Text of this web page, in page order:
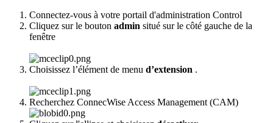
Connectez-vous à votre portail d'administration Control
Cliquez sur le bouton admin situé sur le côté gauche de la
fenêtre
Choisissez l’élément de menu d’extension .
Recherchez ConnecWise Access Management (CAM)